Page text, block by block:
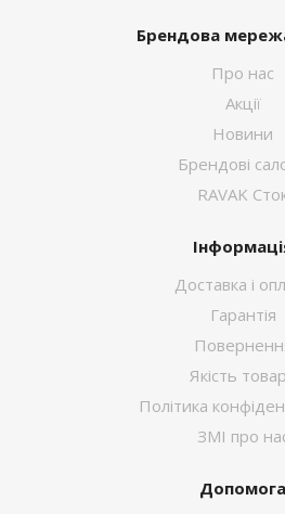
Брендова
Про нас
Акції
Новини
Брендові
RAVAK
Доставка і
Гарантія
Якість
Політика
ЗМІ про
Допомога